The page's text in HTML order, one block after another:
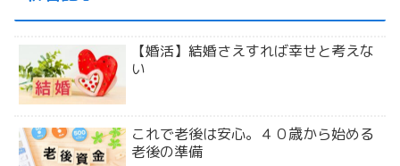
【婚活】結婚さえすれば幸せと考えな
い
これで老後は安心。４０歳から始める
老後の準備